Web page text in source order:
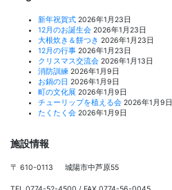
新年祝賀式 2026年1月23日
12月のお誕生会 2026年1月23日
大根炊き＆餅つき 2026年1月23日
12月の行事 2026年1月23日
クリスマス交流会 2026年1月13日
消防訓練 2026年1月9日
お鍋の日 2026年1月9日
町の文化展 2026年1月9日
チューリップを植える会 2026年1月9日
たくたく会 2026年1月9日
施設情報
〒 610-0113 城陽市中芦原55